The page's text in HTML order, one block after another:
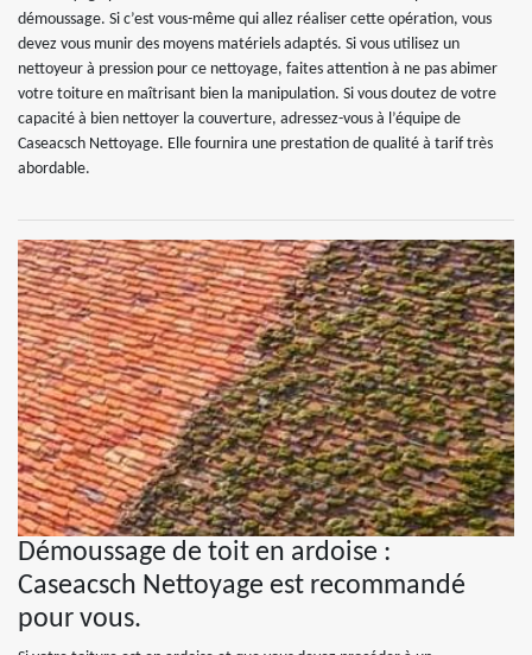
démoussage. Si c’est vous-même qui allez réaliser cette opération, vous
devez vous munir des moyens matériels adaptés. Si vous utilisez un
nettoyeur à pression pour ce nettoyage, faites attention à ne pas abimer
votre toiture en maîtrisant bien la manipulation. Si vous doutez de votre
capacité à bien nettoyer la couverture, adressez-vous à l’équipe de
Caseacsch Nettoyage. Elle fournira une prestation de qualité à tarif très
abordable.
Démoussage de toit en ardoise :
Caseacsch Nettoyage est recommandé
pour vous.